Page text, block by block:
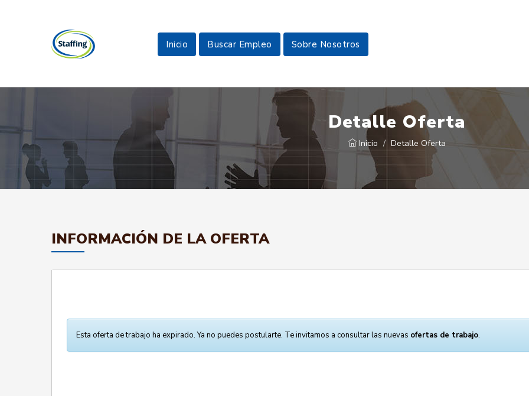
Inicio Buscar Empleo Sobre Nosotros
Detalle Oferta
Inicio Detalle Oferta
INFORMACIÓN DE LA OFERTA
Esta oferta de trabajo ha expirado. Ya no puedes postularte. Te invitamos a consultar las nuevas ofertas de trabajo.